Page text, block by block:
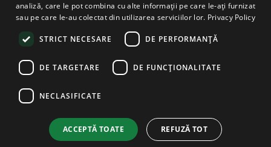
UNELTE & SECURITATE
COMPANIE
Terms and Conditions
ROMANIAN
analiză, care le pot combina cu alte informații pe care le-ați furnizat
sau pe care le-au colectat din utilizarea serviciilor lor. Privacy Policy
STRICT NECESARE DE PERFORMANȚĂ
DE TARGETARE DE FUNCŢIONALITATE
NECLASIFICATE
ACCEPTĂ TOATE REFUZĂ TOT